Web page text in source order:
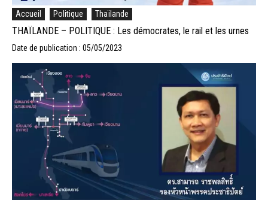
Accueil Politique Thaïlande
THAÏLANDE – POLITIQUE : Les démocrates, le rail et les urnes
Date de publication : 05/05/2023